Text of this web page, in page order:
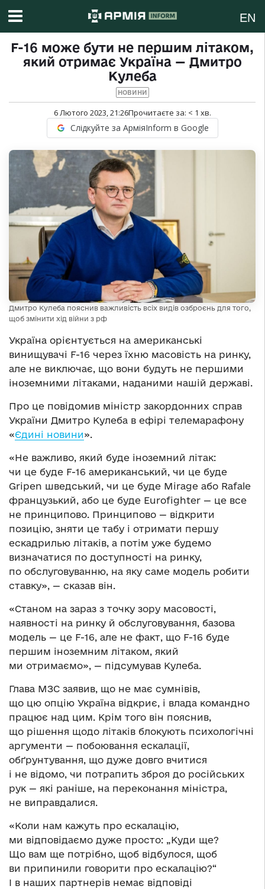
EN
F-16 може бути не першим літаком,
який отримає Україна — Дмитро
Кулеба
НОВИНИ
6 Лютого 2023, 21:26Прочитаєте за: < 1 хв.
Слідкуйте за АрміяInform в Google
Дмитро Кулеба пояснив важливість всіх видів озброєнь для того,
щоб змінити хід війни з рф
Україна орієнтується на американські
винищувачі F-16 через їхню масовість на ринку,
але не виключає, що вони будуть не першими
іноземними літаками, наданими нашій державі.
Про це повідомив міністр закордонних справ
України Дмитро Кулеба в ефірі телемарафону
«Єдині новини».
«Не важливо, який буде іноземний літак:
чи це буде F-16 американський, чи це буде
Gripen шведський, чи це буде Mirage або Rafale
французький, або це буде Eurofighter — це все
не принципово. Принципово — відкрити
позицію, зняти це табу і отримати першу
ескадрилью літаків, а потім уже будемо
визначатися по доступності на ринку,
по обслуговуванню, на яку саме модель робити
ставку», — сказав він.
«Станом на зараз з точку зору масовості,
наявності на ринку й обслуговування, базова
модель — це F-16, але не факт, що F-16 буде
першим іноземним літаком, який
ми отримаємо», — підсумував Кулеба.
Глава МЗС заявив, що не має сумнівів,
що цю опцію Україна відкриє, і влада командно
працює над цим. Крім того він пояснив,
що рішення щодо літаків блокують психологічні
аргументи — побоювання ескалації,
обґрунтування, що дуже довго вчитися
і не відомо, чи потрапить зброя до російських
рук — які раніше, на переконання міністра,
не виправдалися.
«Коли нам кажуть про ескалацію,
ми відповідаємо дуже просто: „Куди ще?
Що вам ще потрібно, щоб відбулося, щоб
ви припинили говорити про ескалацію?“
І в наших партнерів немає відповіді